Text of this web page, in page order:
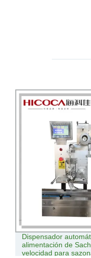
Dispensador
alimentación de
velocidad para